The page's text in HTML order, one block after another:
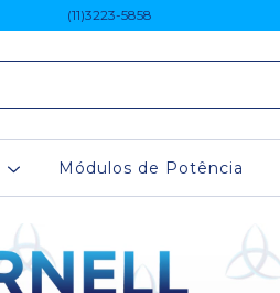
(11)3223-5858
Módulos de Potência